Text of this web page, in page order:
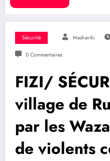
Sécurité Mashariki
0 Commentaires
FIZI/
village de
par les
de violents